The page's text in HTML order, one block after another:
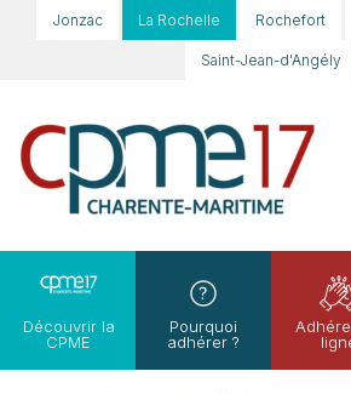
Jonzac La Rochelle Rochefort
Saint-Jean-d'Angély
Découvrir la
CPME
Pourquoi
adhérer ?